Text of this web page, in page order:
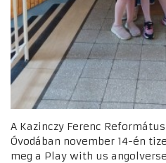
A Kazinczy Ferenc
Óvodában november 14-én
meg a Play with us